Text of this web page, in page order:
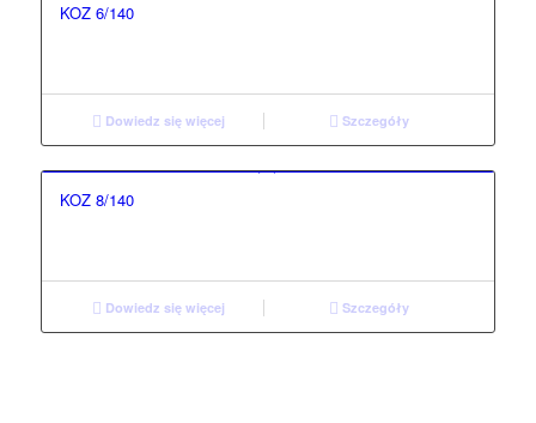
KOZ 6/140
Dowiedz się więcej Szczegóły
KOZ 8/140
Dowiedz się więcej Szczegóły